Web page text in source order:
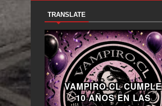
TRANSLATE
VAMPIRO.CL CUMPLE
10 AÑOS EN LAS